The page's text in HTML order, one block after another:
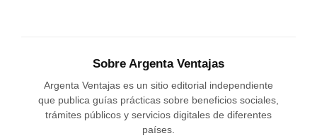
Sobre Argenta Ventajas
Argenta Ventajas es un sitio editorial independiente
que publica guías prácticas sobre beneficios sociales,
trámites públicos y servicios digitales de diferentes
países.